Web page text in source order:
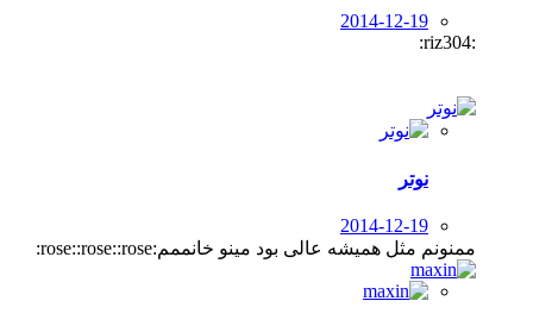
2014-12-19
:riz304:
نوتر
2014-12-19
ممنونم مثل همیشه عالی بود مینو خانممم:rose::rose::rose: